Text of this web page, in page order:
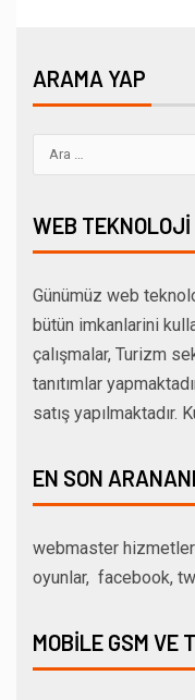
ARAMA YAP
WEB
Günümüz web
bütün imkanlarini
çalışmalar, Turizm
tanıtımlar
satış yapılmaktadır.
EN SON
webmaster
oyunlar, facebook,
MOBILE GSM VE